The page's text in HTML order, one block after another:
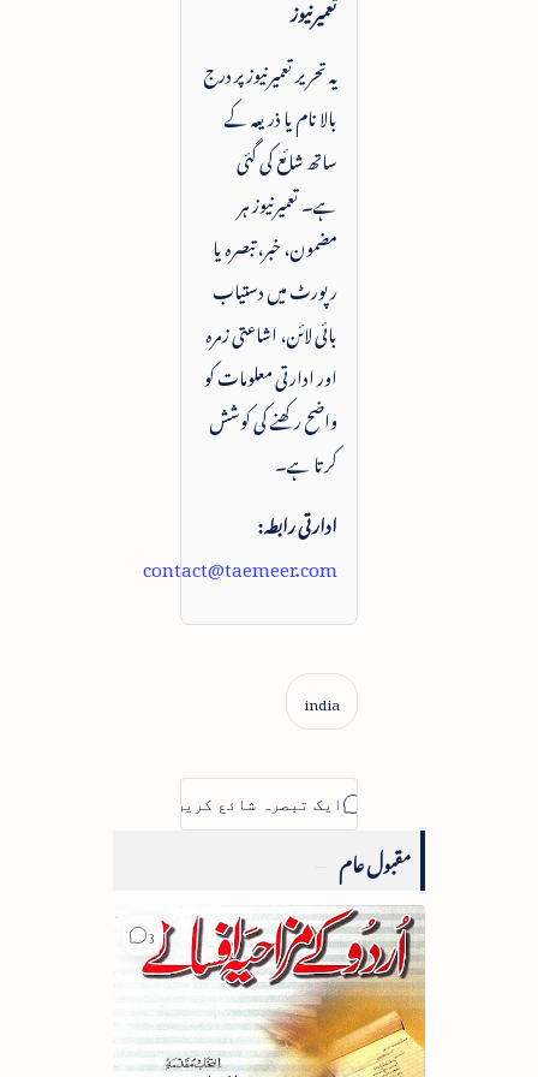
تعمیرنیوز
یہ تحریر تعمیرنیوز پر درج
بالا نام یا ذریعہ کے
ساتھ شائع کی گئی
ہے۔ تعمیرنیوز ہر
مضمون، خبر، تبصرہ یا
رپورٹ میں دستیاب
بائی لائن، اشاعتی زمرہ
اور ادارتی معلومات کو
واضح رکھنے کی کوشش
کرتا ہے۔
ادارتی رابطہ:
contact@taemeer.com
مقبول عام